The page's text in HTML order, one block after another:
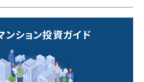
ンション投資ガイド